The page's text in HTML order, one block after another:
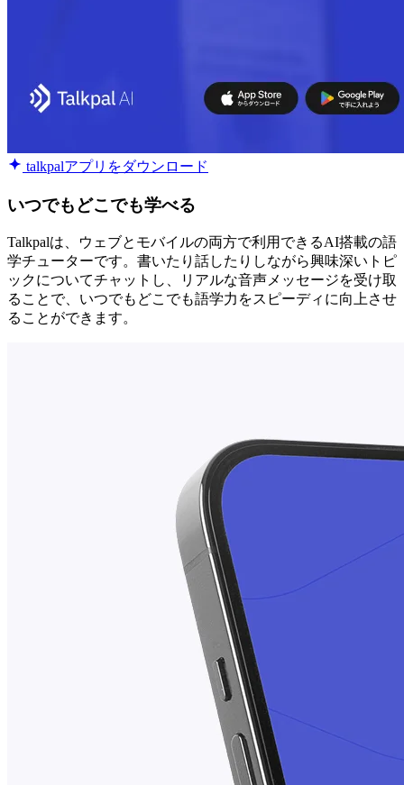
talkpalアプリをダウンロード
いつでもどこでも学べる
Talkpalは、ウェブとモバイルの両方で利用できるAI搭載の語
学チューターです。書いたり話したりしながら興味深いトピ
ックについてチャットし、リアルな音声メッセージを受け取
ることで、いつでもどこでも語学力をスピーディに向上させ
ることができます。